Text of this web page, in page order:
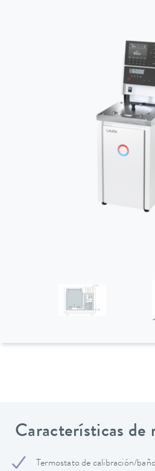
Características de
Termostato de calibración/